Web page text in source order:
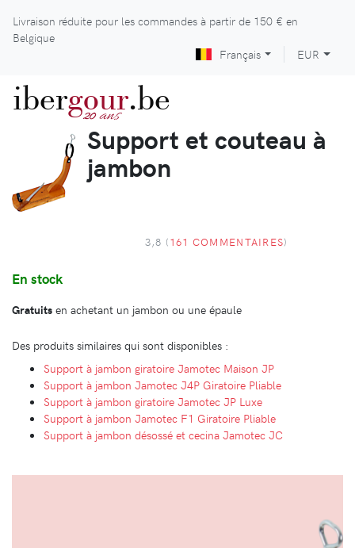
Livraison réduite pour les commandes à partir de 150 € en
Belgique
Français
EUR
ibergour
20 ans .be
Support et couteau à
jambon
3,8 (161 COMMENTAIRES)
En stock
Gratuits en achetant un jambon ou une épaule
Des produits similaires qui sont disponibles :
Support à jambon giratoire Jamotec Maison JP
Support à jambon Jamotec J4P Giratoire Pliable
Support à jambon giratoire Jamotec JP Luxe
Support à jambon Jamotec F1 Giratoire Pliable
Support à jambon désossé et cecina Jamotec JC